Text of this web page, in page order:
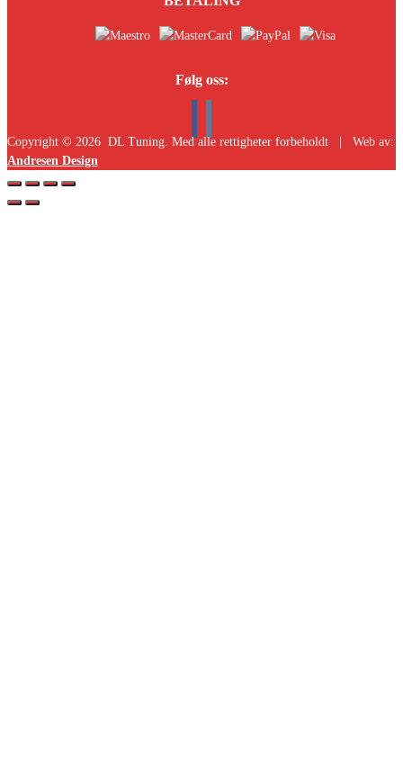
Følg oss:
Copyright © 2026 DL Tuning. Med alle rettigheter forbeholdt | Web av:
Andresen Design